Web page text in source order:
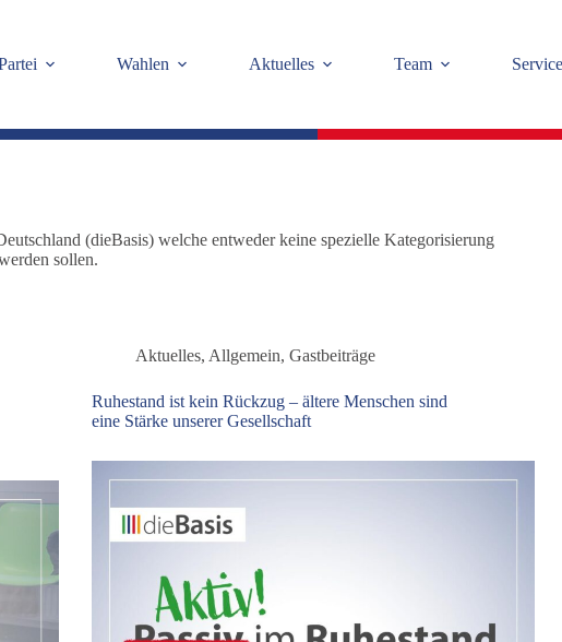
Wahlen Aktuelles Team Service
(dieBasis) welche entweder keine spezielle Kategorisierung
sollen.
Aktuelles, Allgemein,Gastbeiträge
Ruhestand ist kein Rückzug – ältere Menschen sind
eine Stärke unserer Gesellschaft